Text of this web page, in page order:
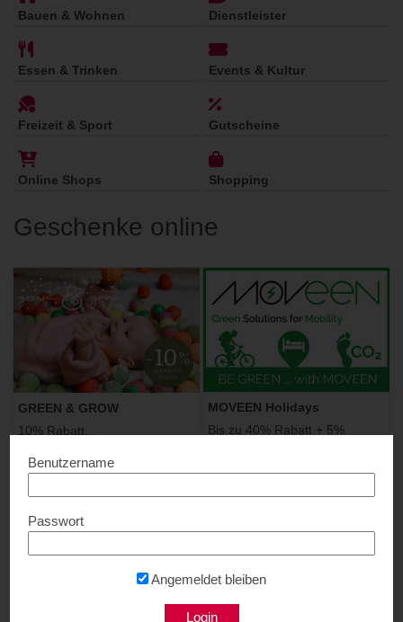
Bauen & Wohnen Dienstleister
Essen & Trinken Events & Kultur
Freizeit & Sport Gutscheine
Online Shops Shopping
Geschenke online
GREEN & GROW
10% Rabatt...
MOVEEN Holidays
Bis zu 40% Rabatt + 5%
Benutzername
Passwort
Angemeldet bleiben